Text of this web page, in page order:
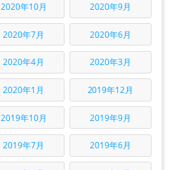
2020年10月 2020年9月
2020年7月 2020年6月
2020年4月 2020年3月
2020年1月 2019年12月
2019年10月 2019年9月
2019年7月 2019年6月